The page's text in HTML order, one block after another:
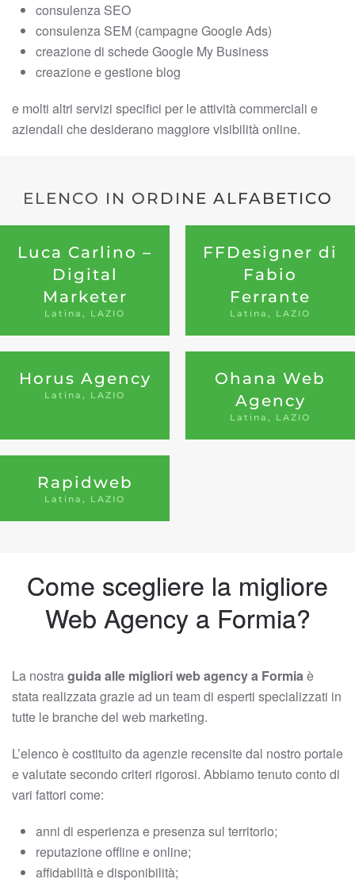
consulenza SEO
consulenza SEM (campagne Google Ads)
creazione di schede Google My Business
creazione e gestione blog
e molti altri servizi specifici per le attività commerciali e
aziendali che desiderano maggiore visibilità online.
ELENCO IN ORDINE ALFABETICO
Luca Carlino –
Digital
Marketer
Latina, LAZIO
FFDesigner di
Fabio
Ferrante
Latina, LAZIO
Horus Agency
Latina, LAZIO
Ohana Web
Agency
Latina, LAZIO
Rapidweb
Latina, LAZIO
Come scegliere la migliore
Web Agency a Formia?
La nostraguida alle migliori web agency a Formiaè
stata realizzata grazie ad un team di esperti specializzati in
tutte le branche del web marketing.
L’elenco è costituito da agenzie recensite dal nostro portale
e valutate secondo criteri rigorosi. Abbiamo tenuto conto di
vari fattori come:
anni di esperienza e presenza sul territorio;
reputazione offline e online;
affidabilità e disponibilità;